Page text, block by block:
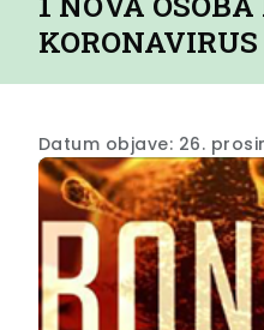
KORONAVIRUS
Datum objave: 26.